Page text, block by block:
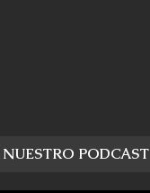
NUESTRO PODCAST